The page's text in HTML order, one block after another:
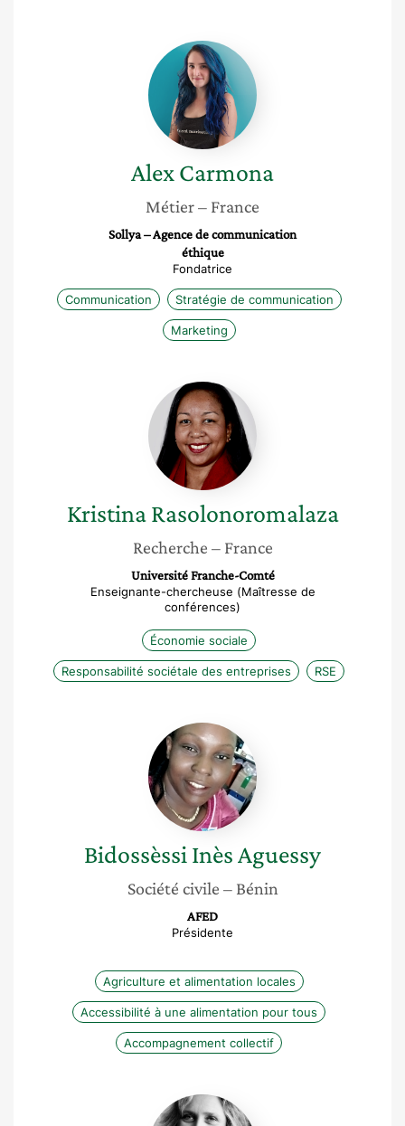
Alex
Carmona
AlexCarmona
Métier– France
Sollya – Agence de communication
éthique
Fondatrice
Communication Stratégie de communication
Marketing
Kristina
Rasolonoromalaza
Kristina Rasolonoromalaza
Recherche – France
Université Franche-Comté
Enseignante-chercheuse (Maîtresse de
conférences)
Économie sociale
Responsabilité sociétale des entreprises RSE
Bidossèssi
Inès
Aguessy
Bidossèssi InèsAguessy
Société civile – Bénin
AFED
Présidente
Agriculture et alimentation locales
Accessibilité à une alimentation pour tous
Accompagnement collectif
Valérie
Morel